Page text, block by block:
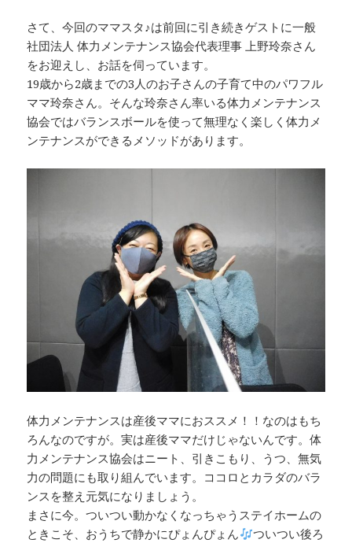
さて、今回のママスタ♪は前回に引き続きゲストに一般
社団法人 体力メンテナンス協会代表理事 上野玲奈さん
をお迎えし、お話を伺っています。
19歳から2歳までの3人のお子さんの子育て中のパワフル
ママ玲奈さん。そんな玲奈さん率いる体力メンテナンス
協会ではバランスボールを使って無理なく楽しく体力メ
ンテナンスができるメソッドがあります。
体力メンテナンスは産後ママにおススメ！！なのはもち
ろんなのですが。実は産後ママだけじゃないんです。体
力メンテナンス協会はニート、引きこもり、うつ、無気
力の問題にも取り組んでいます。ココロとカラダのバラ
ンスを整え元気になりましょう。
まさに今。ついつい動かなくなっちゃうステイホームの
ときこそ、おうちで静かにぴょんぴょん
ついつい後ろ